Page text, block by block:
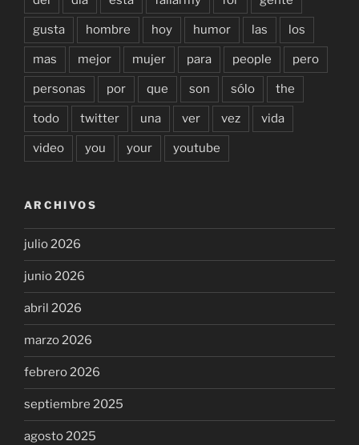
gusta hombre hoy humor las los
mas mejor mujer para people pero
personas por que son sólo the
todo twitter una ver vez vida
video you your youtube
ARCHIVOS
julio 2026
junio 2026
abril 2026
marzo 2026
febrero 2026
septiembre 2025
agosto 2025